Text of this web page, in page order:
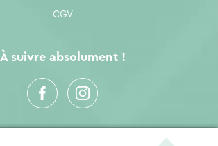
CGV
À suivre absolument !